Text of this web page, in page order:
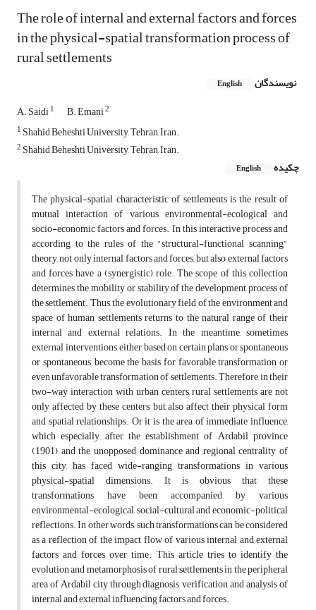
The role of internal and external factors and forces
in the physical-spatial transformation process of
rural settlements
نویسندگان English
A. Saidi1 B. Emani2
1 Shahid Beheshti University, Tehran, Iran.
2 Shahid Beheshti University, Tehran, Iran.
چکیده
English
The physical-spatial characteristic of settlements is the result of
mutual interaction of various environmental-ecological and
socio-economic factors and forces. In this interactive process and
according to the rules of the "structural-functional scanning"
theory, not only internal factors and forces, but also external factors
and forces have a (synergistic) role. The scope of this collection
determines the mobility or stability of the development process of
the settlement. Thus, the evolutionary field of the environment and
space of human settlements returns to the natural range of their
internal and external relations. In the meantime, sometimes
external interventions, either based on certain plans or spontaneous
or spontaneous, become the basis for favorable transformation or
even unfavorable transformation of settlements. Therefore, in their
two-way interaction with urban centers, rural settlements are not
only affected by these centers, but also affect their physical form
and spatial relationships. Or it is the area of immediate influence,
which especially after the establishment of Ardabil province
(1901) and the unopposed dominance and regional centrality of
this city, has faced wide-ranging transformations in various
physical-spatial dimensions. It is obvious that these
transformations have been accompanied by various
environmental-ecological, social-cultural and economic-political
reflections. In other words, such transformations can be considered
as a reflection of the impact flow of various internal and external
factors and forces over time. This article tries to identify the
evolution and metamorphosis of rural settlements in the peripheral
area of Ardabil city through diagnosis, verification and analysis of
internal and external influencing factors and forces.